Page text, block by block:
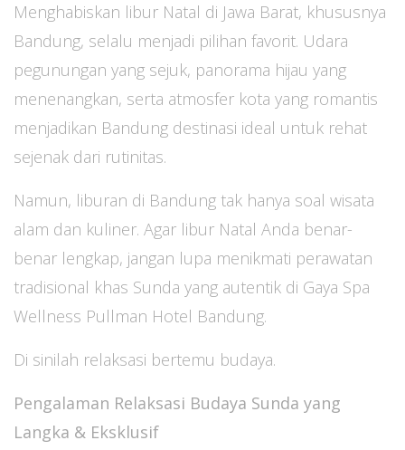
Menghabiskan libur Natal di Jawa Barat, khususnya
Bandung, selalu menjadi pilihan favorit. Udara
pegunungan yang sejuk, panorama hijau yang
menenangkan, serta atmosfer kota yang romantis
menjadikan Bandung destinasi ideal untuk rehat
sejenak dari rutinitas.
Namun, liburan di Bandung tak hanya soal wisata
alam dan kuliner. Agar libur Natal Anda benar-
benar lengkap, jangan lupa menikmati perawatan
tradisional khas Sunda yang autentik di Gaya Spa
Wellness Pullman Hotel Bandung.
Di sinilah relaksasi bertemu budaya.
Pengalaman Relaksasi Budaya Sunda yang
Langka & Eksklusif